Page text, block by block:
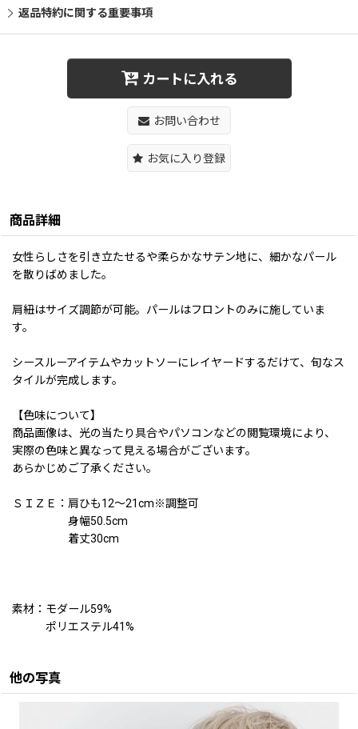
返品特約に関する重要事項
カートに入れる
お問い合わせ
お気に入り登録
商品詳細
女性らしさを引き立たせるや柔らかなサテン地に、細かなパール
を散りばめました。
肩紐はサイズ調節が可能。パールはフロントのみに施していま
す。
シースルーアイテムやカットソーにレイヤードするだけて、旬なス
タイルが完成します。
【色味について】
商品画像は、光の当たり具合やパソコンなどの閲覧環境により、
実際の色味と異なって見える場合がございます。
あらかじめご了承ください。
ＳＩＺＥ：肩ひも12〜21cm※調整可
身幅50.5cm
着丈30cm
素材：モダール59%
ポリエステル41%
他の写真